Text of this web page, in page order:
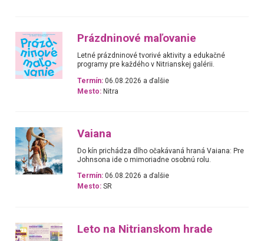
Prázdninové maľovanie
Letné prázdninové tvorivé aktivity a edukačné
programy pre každého v Nitrianskej galérii.
Termín: 06.08.2026 a ďalšie
Mesto: Nitra
Vaiana
Do kín prichádza dlho očakávaná hraná Vaiana: Pre
Johnsona ide o mimoriadne osobnú rolu.
Termín: 06.08.2026 a ďalšie
Mesto: SR
Leto na Nitrianskom hrade